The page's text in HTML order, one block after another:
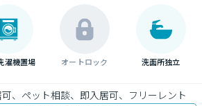
濯機置場 オートロック 洗面所独立
、ペット相談、即入居可、フリーレント